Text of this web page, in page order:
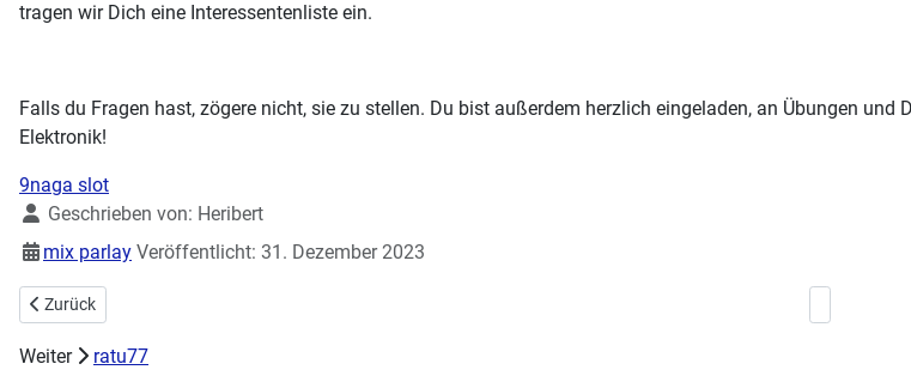
tragen wir Dich eine Interessentenliste ein.
Falls du Fragen hast, zögere nicht, sie zu stellen. Du bist außerdem herzlich eingeladen, an Übungen
Elektronik!
9naga slot
DetailsGeschrieben von: Heribert
mix parlay Veröffentlicht: 31. Dezember 2023
Vorheriger Beitrag: Maker-Mittwoch am 28.02.2024 Workshop Stickmaschine
Zurück
Weiter ratu77